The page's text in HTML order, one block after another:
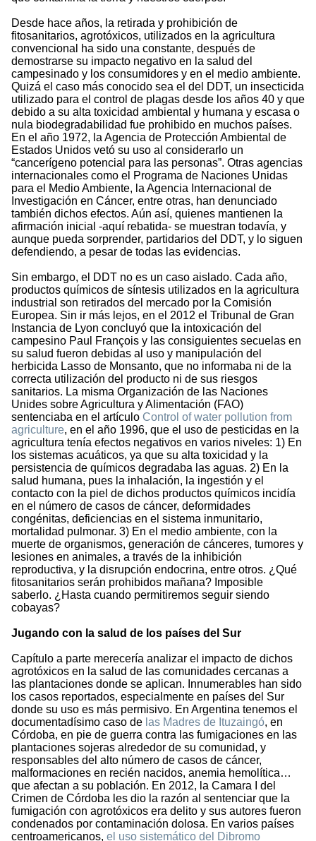
Desde hace años, la retirada y prohibición de
fitosanitarios, agrotóxicos, utilizados en la agricultura
convencional ha sido una constante, después de
demostrarse su impacto negativo en la salud del
campesinado y los consumidores y en el medio ambiente.
Quizá el caso más conocido sea el del DDT, un insecticida
utilizado para el control de plagas desde los años 40 y que
debido a su alta toxicidad ambiental y humana y escasa o
nula biodegradabilidad fue prohibido en muchos países.
En el año 1972, la Agencia de Protección Ambiental de
Estados Unidos vetó su uso al considerarlo un
“cancerígeno potencial para las personas”. Otras agencias
internacionales como el Programa de Naciones Unidas
para el Medio Ambiente, la Agencia Internacional de
Investigación en Cáncer, entre otras, han denunciado
también dichos efectos. Aún así, quienes mantienen la
afirmación inicial -aquí rebatida- se muestran todavía, y
aunque pueda sorprender, partidarios del DDT, y lo siguen
defendiendo, a pesar de todas las evidencias.
Sin embargo, el DDT no es un caso aislado. Cada año,
productos químicos de síntesis utilizados en la agricultura
industrial son retirados del mercado por la Comisión
Europea. Sin ir más lejos, en el 2012 el Tribunal de Gran
Instancia de Lyon concluyó que la intoxicación del
campesino Paul François y las consiguientes secuelas en
su salud fueron debidas al uso y manipulación del
herbicida Lasso de Monsanto, que no informaba ni de la
correcta utilización del producto ni de sus riesgos
sanitarios. La misma Organización de las Naciones
Unides sobre Agricultura y Alimentación (FAO)
sentenciaba en el artículo Control of water pollution from
agriculture, en el año 1996, que el uso de pesticidas en la
agricultura tenía efectos negativos en varios niveles: 1) En
los sistemas acuáticos, ya que su alta toxicidad y la
persistencia de químicos degradaba las aguas. 2) En la
salud humana, pues la inhalación, la ingestión y el
contacto con la piel de dichos productos químicos incidía
en el número de casos de cáncer, deformidades
congénitas, deficiencias en el sistema inmunitario,
mortalidad pulmonar. 3) En el medio ambiente, con la
muerte de organismos, generación de cánceres, tumores y
lesiones en animales, a través de la inhibición
reproductiva, y la disrupción endocrina, entre otros. ¿Qué
fitosanitarios serán prohibidos mañana? Imposible
saberlo. ¿Hasta cuando permitiremos seguir siendo
cobayas?
Jugando con la salud de los países del Sur
Capítulo a parte merecería analizar el impacto de dichos
agrotóxicos en la salud de las comunidades cercanas a
las plantaciones donde se aplican. Innumerables han sido
los casos reportados, especialmente en países del Sur
donde su uso es más permisivo. En Argentina tenemos el
documentadísimo caso de las Madres de Ituzaingó, en
Córdoba, en pie de guerra contra las fumigaciones en las
plantaciones sojeras alrededor de su comunidad, y
responsables del alto número de casos de cáncer,
malformaciones en recién nacidos, anemia hemolítica…
que afectan a su población. En 2012, la Camara I del
Crimen de Córdoba les dio la razón al sentenciar que la
fumigación con agrotóxicos era delito y sus autores fueron
condenados por contaminación dolosa. En varios países
centroamericanos, el uso sistemático del Dibromo